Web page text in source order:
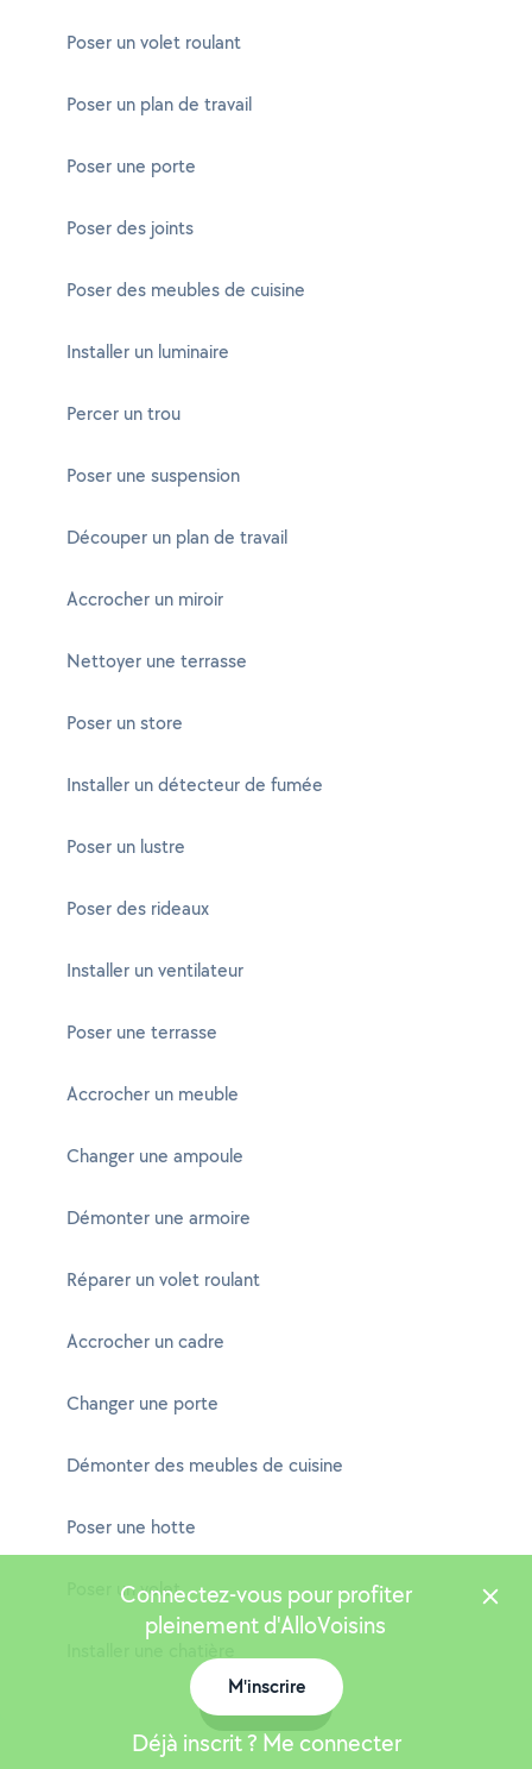
Poser un volet roulant
Poser un plan de travail
Poser une porte
Poser des joints
Poser des meubles de cuisine
Installer un luminaire
Percer un trou
Poser une suspension
Découper un plan de travail
Accrocher un miroir
Nettoyer une terrasse
Poser un store
Installer un détecteur de fumée
Poser un lustre
Poser des rideaux
Installer un ventilateur
Poser une terrasse
Accrocher un meuble
Changer une ampoule
Démonter une armoire
Réparer un volet roulant
Accrocher un cadre
Changer une porte
Démonter des meubles de cuisine
Poser une hotte
Poser un volet
Connectez-vous pour profiter
pleinement d'AlloVoisins
M'inscrire
Déjà inscrit ? Me connecter